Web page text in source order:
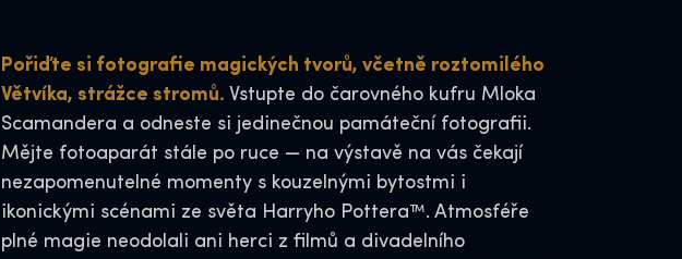
Pořiďte si fotografie magických tvorů, včetně roztomilého
Větvíka, strážce stromů. Vstupte do čarovného kufru Mloka
Scamandera a odneste si jedinečnou památeční fotografii.
Mějte fotoaparát stále po ruce — na výstavě na vás čekají
nezapomenutelné momenty s kouzelnými bytostmi i
ikonickými scénami ze světa Harryho Pottera™. Atmosféře
plné magie neodolali ani herci z filmů a divadelního